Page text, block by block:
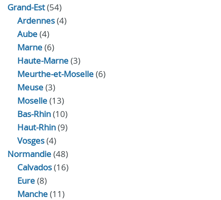
Grand-Est(54)
Ardennes(4)
Aube(4)
Marne(6)
Haute-Marne(3)
Meurthe-et-Moselle(6)
Meuse(3)
Moselle(13)
Bas-Rhin(10)
Haut-Rhin(9)
Vosges(4)
Normandie(48)
Calvados(16)
Eure(8)
Manche(11)